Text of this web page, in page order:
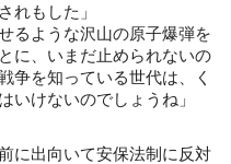
れもした」
るような沢山の原子爆弾を
に、いまだ止められないの
争を知っている世代は、く
いけないのでしょうね」
に出向いて安保法制に反対